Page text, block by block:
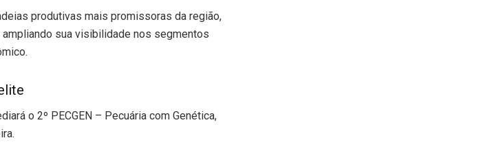
produtivas mais promissoras da região,
sua visibilidade nos segmentos
o 2º PECGEN – Pecuária com Genética,